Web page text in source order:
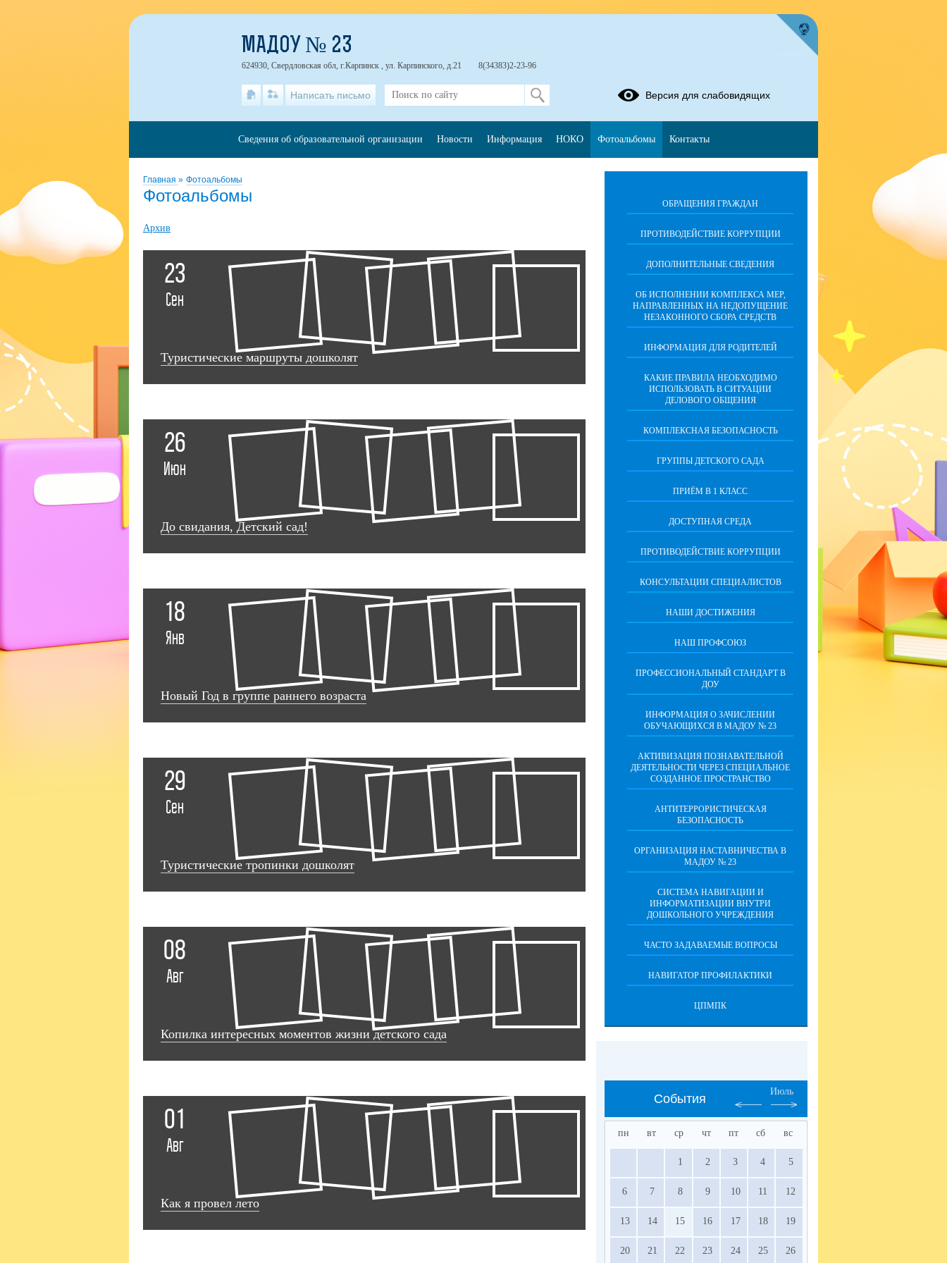
Главная » Фотоальбомы
Фотоальбомы
Архив
23
Сен
Туристические маршруты дошколят
26
Июн
До свидания, Детский сад!
18
Янв
Новый Год в группе раннего возраста
29
Сен
Туристические тропинки дошколят
08
Авг
Копилка интересных моментов жизни детского сада
01
Авг
Как я провел лето
ОБРАЩЕНИЯ ГРАЖДАН
ПРОТИВОДЕЙСТВИЕ КОРРУПЦИИ
ДОПОЛНИТЕЛЬНЫЕ СВЕДЕНИЯ
ОБ ИСПОЛНЕНИИ КОМПЛЕКСА МЕР,
НАПРАВЛЕННЫХ НА НЕДОПУЩЕНИЕ
НЕЗАКОННОГО СБОРА СРЕДСТВ
ИНФОРМАЦИЯ ДЛЯ РОДИТЕЛЕЙ
КАКИЕ ПРАВИЛА НЕОБХОДИМО
ИСПОЛЬЗОВАТЬ В СИТУАЦИИ
ДЕЛОВОГО ОБЩЕНИЯ
КОМПЛЕКСНАЯ БЕЗОПАСНОСТЬ
ГРУППЫ ДЕТСКОГО САДА
ПРИЁМ В 1 КЛАСС
ДОСТУПНАЯ СРЕДА
ПРОТИВОДЕЙСТВИЕ КОРРУПЦИИ
КОНСУЛЬТАЦИИ СПЕЦИАЛИСТОВ
НАШИ ДОСТИЖЕНИЯ
НАШ ПРОФСОЮЗ
ПРОФЕССИОНАЛЬНЫЙ СТАНДАРТ В
ДОУ
ИНФОРМАЦИЯ О ЗАЧИСЛЕНИИ
ОБУЧАЮЩИХСЯ В МАДОУ № 23
АКТИВИЗАЦИЯ ПОЗНАВАТЕЛЬНОЙ
ДЕЯТЕЛЬНОСТИ ЧЕРЕЗ СПЕЦИАЛЬНОЕ
СОЗДАННОЕ ПРОСТРАНСТВО
АНТИТЕРРОРИСТИЧЕСКАЯ
БЕЗОПАСНОСТЬ
ОРГАНИЗАЦИЯ НАСТАВНИЧЕСТВА В
МАДОУ № 23
СИСТЕМА НАВИГАЦИИ И
ИНФОРМАТИЗАЦИИ ВНУТРИ
ДОШКОЛЬНОГО УЧРЕЖДЕНИЯ
ЧАСТО ЗАДАВАЕМЫЕ ВОПРОСЫ
НАВИГАТОР ПРОФИЛАКТИКИ
ЦПМПК
События
Июль
пн вт ср чт пт сб вс
1 2 3 4 5
6 7 8 9 10 11 12
13 14 15 16 17 18 19
20 21 22 23 24 25 26
МАДОУ № 23
624930, Свердловская обл, г.Карпинск , ул. Карпинского, д.21 8(34383)2-23-96
Написать письмо Версия для слабовидящих
Сведения об образовательной организации Новости Информация НОКО Фотоальбомы Контакты